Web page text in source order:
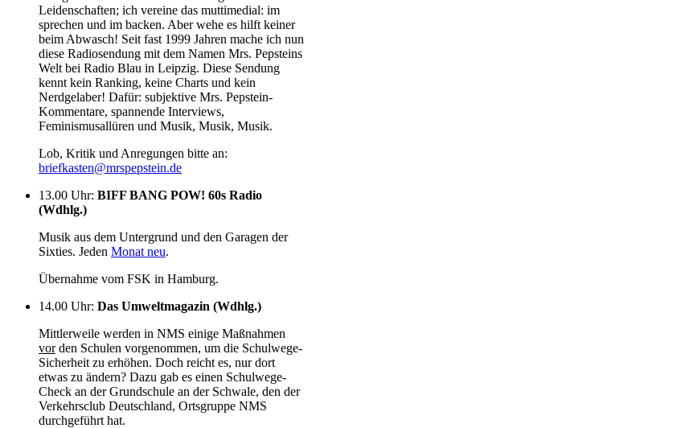
Leidenschaften; ich vereine das muttimedial: im
sprechen und im backen. Aber wehe es hilft keiner
beim Abwasch! Seit fast 1999 Jahren mache ich nun
diese Radiosendung mit dem Namen Mrs. Pepsteins
Welt bei Radio Blau in Leipzig. Diese Sendung
kennt kein Ranking, keine Charts und kein
Nerdgelaber! Dafür: subjektive Mrs. Pepstein-
Kommentare, spannende Interviews,
Feminismusallüren und Musik, Musik, Musik.
Lob, Kritik und Anregungen bitte an:
briefkasten@mrspepstein.de
13.00 Uhr: BIFF BANG POW! 60s Radio
(Wdhlg.)
Musik aus dem Untergrund und den Garagen der
Sixties. Jeden Monat neu.
Übernahme vom FSK in Hamburg.
14.00 Uhr: Das Umweltmagazin (Wdhlg.)
Mittlerweile werden in NMS einige Maßnahmen
vorden Schulen vorgenommen, um die Schulwege-
Sicherheit zu erhöhen. Doch reicht es, nur dort
etwas zu ändern? Dazu gab es einen Schulwege-
Check an der Grundschule an der Schwale, den der
Verkehrsclub Deutschland, Ortsgruppe NMS
durchgeführt hat.